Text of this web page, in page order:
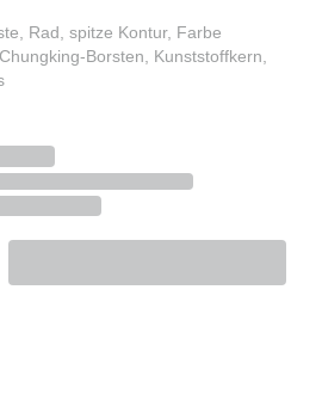
Rad, spitze Kontur, Farbe
Borsten, Kunststoffkern,